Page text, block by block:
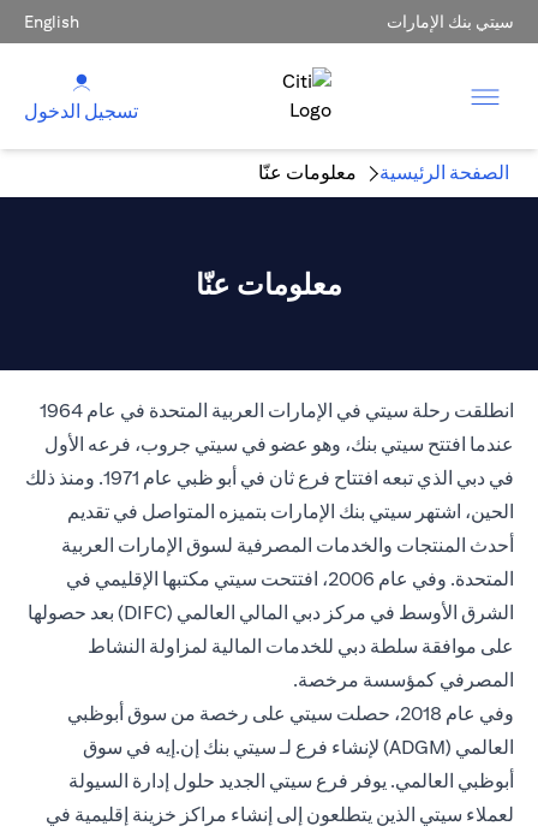
سيتي بنك الإمارات English
تسجيل الدخول
الصفحة الرئيسية معلومات عنّا
معلومات عنّا
انطلقت رحلة سيتي في الإمارات العربية المتحدة في عام 1964
عندما افتتح سيتي بنك، وهو عضو في سيتي جروب، فرعه الأول
في دبي الذي تبعه افتتاح فرع ثان في أبو ظبي عام 1971. ومنذ ذلك
الحين، اشتهر سيتي بنك الإمارات بتميزه المتواصل في تقديم
أحدث المنتجات والخدمات المصرفية لسوق الإمارات العربية
المتحدة. وفي عام 2006، افتتحت سيتي مكتبها الإقليمي في
الشرق الأوسط في مركز دبي المالي العالمي (DIFC) بعد حصولها
على موافقة سلطة دبي للخدمات المالية لمزاولة النشاط
المصرفي كمؤسسة مرخصة.
وفي عام 2018، حصلت سيتي على رخصة من سوق أبوظبي
العالمي (ADGM) لإنشاء فرع لـ سيتي بنك إن.إيه في سوق
أبوظبي العالمي. يوفر فرع سيتي الجديد حلول إدارة السيولة
لعملاء سيتي الذين يتطلعون إلى إنشاء مراكز خزينة إقليمية في